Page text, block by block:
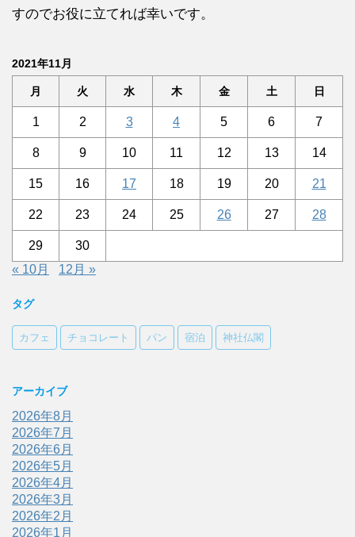
すのでお役に立てれば幸いです。
2021年11月
月 火 水 木 金 土 日
1 2 3 4 5 6 7
8 9 10 11 12 13 14
15 16 17 18 19 20 21
22 23 24 25 26 27 28
29
30
« 10月
12月 »
タグ
カフェ チョコレート パン 宿泊 神社仏閣
アーカイブ
2026年8月
2026年7月
2026年6月
2026年5月
2026年4月
2026年3月
2026年2月
2026年1月